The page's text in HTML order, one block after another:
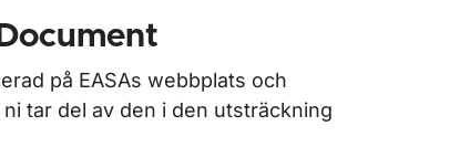
på EASAs webbplats och
tar del av den i den utsträckning